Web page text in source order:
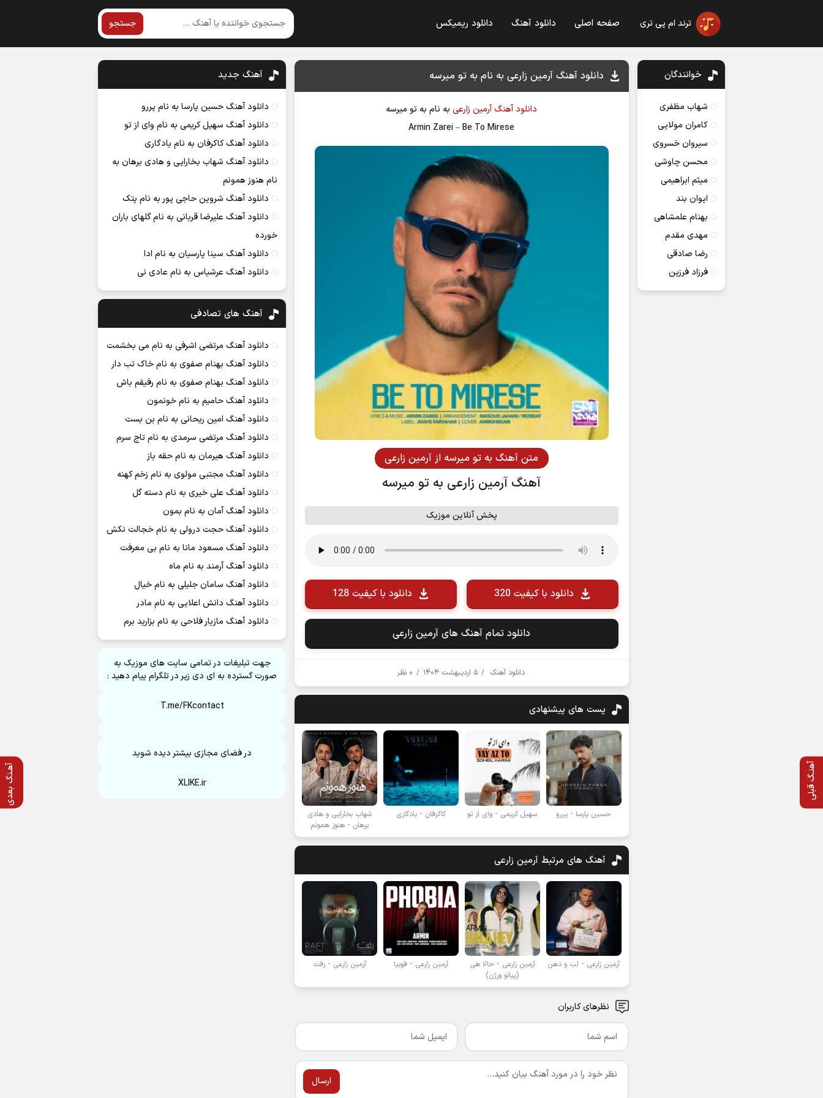
ترند ام پی تری صفحه اصلی دانلود آهنگ دانلود ریمیکس جستجو
دانلود آهنگ آرمین زارعی به نام به تو میرسه
دانلود آهنگآرمین زارعیبه نام به تو میرسه
Armin Zarei–Be To Mirese
متن آهنگ به تو میرسه از آرمین زارعی
آهنگ آرمین زارعی به تو میرسه
پخش آنلاین موزیک
دانلود با کیفیت 320 دانلود با کیفیت 128
دانلود تمام آهنگ های آرمین زارعی
دانلود آهنگ / ۵ اردیبهشت ۱۴۰۴ / ۰ نظر
آهنـگ قبلی آهـنگ بعدی
پست های پیشنهادی
حسین پارسا - پررو سهیل کریمی - وای از تو کاکرفان - یادگاری
شهاب بخارایی و هادی
برهان - هنوز همونم
آهنگ های مرتبطآرمین زارعی
آرمین زارعی - لب و دهن
آرمین زارعی - حالا هی
(پیانو ورژن)
آرمین زارعی - فوبیا آرمین زارعی - رفت
نظرهای کاربران
ارسال
خوانندگان
شهاب مظفری
کامران مولایی
سیروان خسروی
محسن چاوشی
میثم ابراهیمی
ایوان بند
بهنام علمشاهی
مهدی مقدم
رضا صادقی
فرزاد فرزین
آهنگ جديد
دانلود آهنگ حسین پارسا به نام پررو
دانلود آهنگ سهیل کریمی به نام وای از تو
دانلود آهنگ کاکرفان به نام یادگاری
دانلود آهنگ شهاب بخارایی و هادی برهان به
نام هنوز همونم
دانلود آهنگ شروین حاجی پور به نام پتک
دانلود آهنگ علیرضا قربانی به نام گلهای باران
خورده
دانلود آهنگ سینا پارسیان به نام ادا
دانلود آهنگ عرشیاس به نام عادی نی
آهنگ های تصادفی
دانلود آهنگ مرتضی اشرفی به نام می بخشمت
دانلود آهنگ بهنام صفوی به نام خاک تب دار
دانلود آهنگ بهنام صفوی به نام رفیقم باش
دانلود آهنگ حامیم به نام خونمون
دانلود آهنگ امین ریحانی به نام بن بست
دانلود آهنگ مرتضی سرمدی به نام تاج سرم
دانلود آهنگ هیرمان به نام حقه باز
دانلود آهنگ مجتبی مولوی به نام زخم کهنه
دانلود آهنگ علی خیری به نام دسته گل
دانلود آهنگ آمان به نام بمون
دانلود آهنگ حجت درولی به نام خجالت نکش
دانلود آهنگ مسعود مانا به نام بی معرفت
دانلود آهنگ آرمند به نام ماه
دانلود آهنگ سامان جلیلی به نام خیال
دانلود آهنگ دانش اعلایی به نام مادر
دانلود آهنگ مازیار فلاحی به نام بزارید برم
جهت تبلیغات در تمامی سایت های موزیک به
صورت گسترده به ای دی زیر در تلگرام پیام دهید :
T.me/FKcontact
در فضای مجازی بیشتر دیده شوید
XLIKE.ir